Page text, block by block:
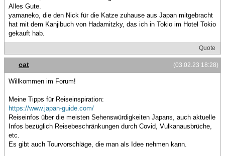
Alles Gute.
yamaneko, die den Nick für die Katze zuhause aus Japan mitgebracht
hat mit dem Kanjibuch von Hadamitzky, das ich in Tokio im Hotel Tokio
gekauft hab.
Quote
(03.02.23 18:28)
cat
Willkommen im Forum!
Meine Tipps für Reiseinspiration:
https://www.japan-guide.com/
Reiseinfos über die meisten Sehenswürdigkeiten Japans, auch aktuelle
Infos bezüglich Reisebeschränkungen durch Covid, Vulkanausbrüche,
etc.
Es gibt auch Tourvorschläge, die man als Idee nehmen kann.